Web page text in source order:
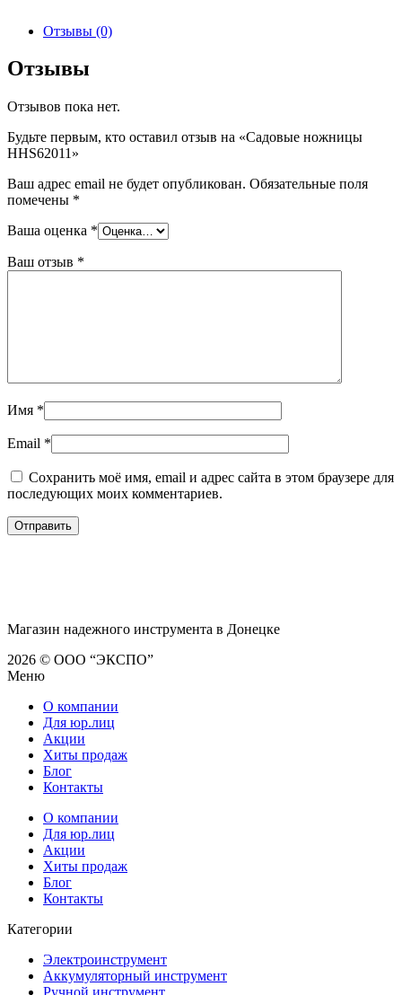
Отзывы (0)
Отзывы
Отзывов пока нет.
Будьте первым, кто оставил отзыв на «Садовые ножницы
HHS62011»
Ваш адрес email не будет опубликован. Обязательные поля
помечены *
Ваша оценка *
Ваш отзыв *
Имя *
Email *
Сохранить моё имя, email и адрес сайта в этом браузере для
последующих моих комментариев.
Магазин надежного инструмента в Донецке
2026 © ООО “ЭКСПО”
Меню
О компании
Для юр.лиц
Акции
Хиты продаж
Блог
Контакты
О компании
Для юр.лиц
Акции
Хиты продаж
Блог
Контакты
Категории
Электроинструмент
Аккумуляторный инструмент